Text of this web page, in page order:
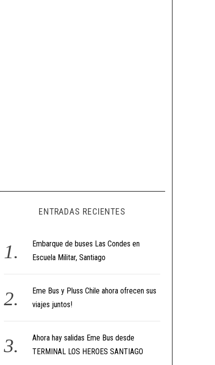
ENTRADAS RECIENTES
Embarque de buses Las Condes en
Escuela Militar, Santiago
Eme Bus y Pluss Chile ahora ofrecen sus
viajes juntos!
Ahora hay salidas Eme Bus desde
TERMINAL LOS HEROES SANTIAGO